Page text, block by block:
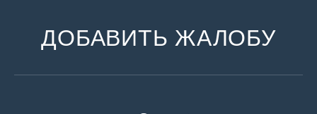
ДОБАВИТЬ ЖАЛОБУ